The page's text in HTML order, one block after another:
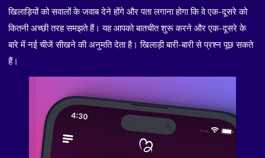
खिलाड़ियों को सवालों के जवाब देने होंगे और पता लगाना होगा कि वे एक-दूसरे को
कितनी अच्छी तरह समझते हैं। यह आपको बातचीत शुरू करने और एक-दूसरे के
बारे में नई चीजें सीखने की अनुमति देता है। खिलाड़ी बारी-बारी से प्रश्न पूछ सकते
हैं।